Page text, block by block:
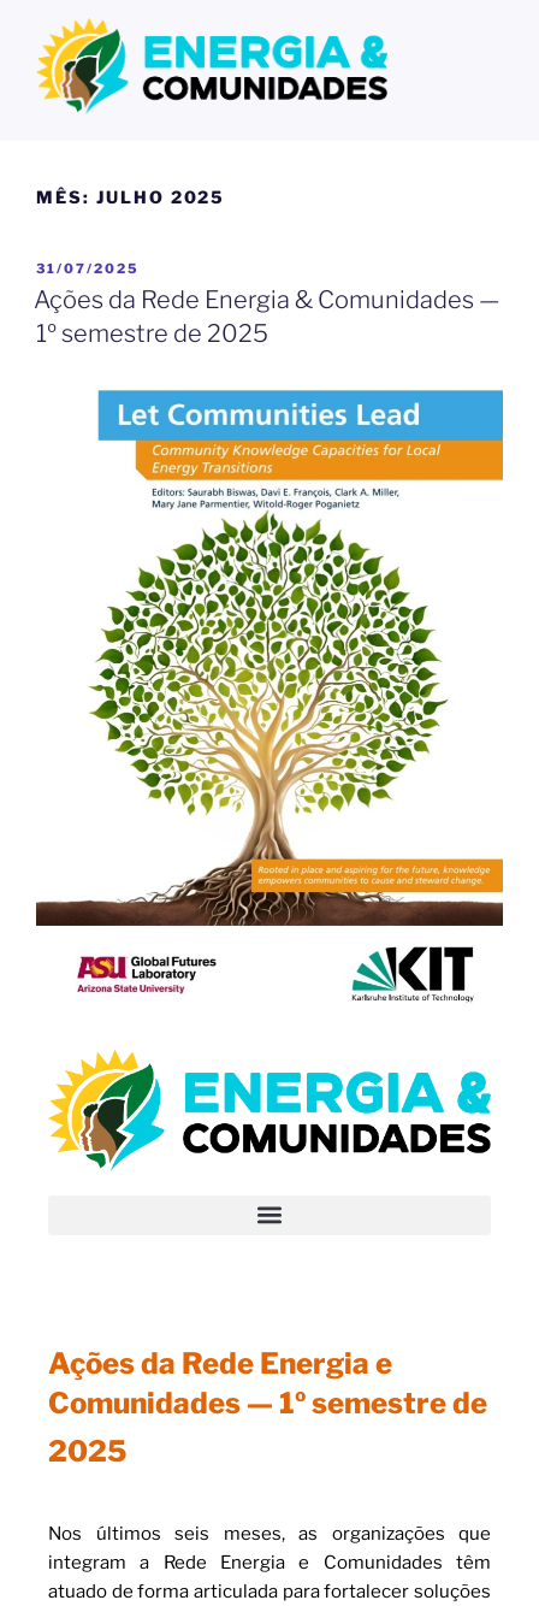
INFORMAÇÕES
MÊS: JULHO 2025
31/07/2025
Ações da Rede Energia & Comunidades —
1º semestre de 2025
Ações da Rede Energia e
Comunidades — 1º semestre de
2025
Nos últimos seis meses, as organizações que
integram a Rede Energia e Comunidades têm
atuado de forma articulada para fortalecer soluções